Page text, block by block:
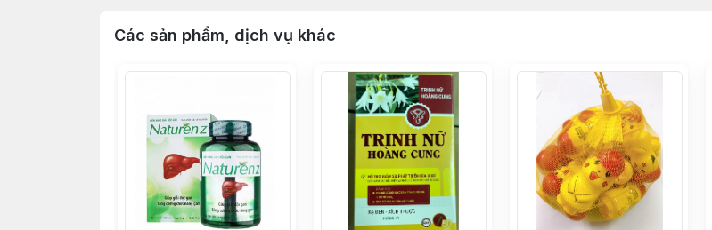
Các sản phẩm, dịch vụ khác